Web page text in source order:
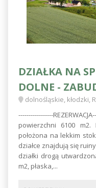
DZIAŁKA NA
DOLNE -
dolnośląskie, kłodzki,
-----------------
powierzchni 6100
położona na lekkim
działce znajdują się
działki drogą
m2, płaska,...